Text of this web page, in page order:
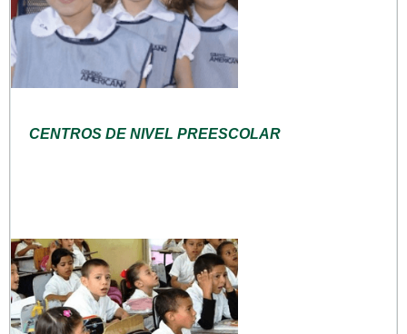
CENTROS DE NIVEL PREESCOLAR